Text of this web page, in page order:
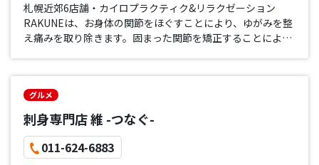
札幌近郊6店舗・カイロプラクティク&リラクゼーション
RAKUNEは、お身体の関節をほぐすことにより、ゆがみを整
え痛みを取り除きます。固まった関節を矯正することにより
グルメ
刺身専門店 維 -つなぐ-
011-624-6883